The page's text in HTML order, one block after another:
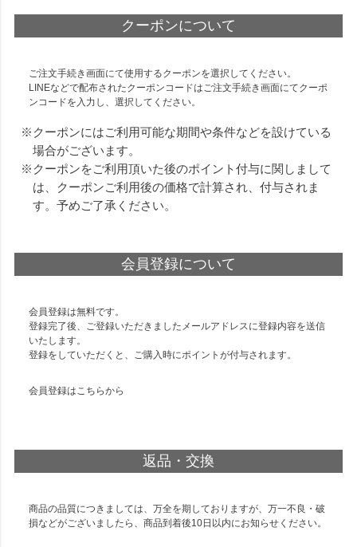
クーポンについて
ご注文手続き画面にて使用するクーポンを選択してください。
LINEなどで配布されたクーポンコードはご注文手続き画面にてクーポ
ンコードを入力し、選択してください。
クーポンにはご利用可能な期間や条件などを設けている
場合がございます。
クーポンをご利用頂いた後のポイント付与に関しまして
は、クーポンご利用後の価格で計算され、付与されま
す。予めご了承ください。
会員登録について
会員登録は無料です。
登録完了後、ご登録いただきましたメールアドレスに登録内容を送信
いたします。
登録をしていただくと、ご購入時にポイントが付与されます。
会員登録は こちらから
返品・交換
商品の品質につきましては、万全を期しておりますが、万一不良・破
損などがございましたら、商品到着後10日以内にお知らせください。